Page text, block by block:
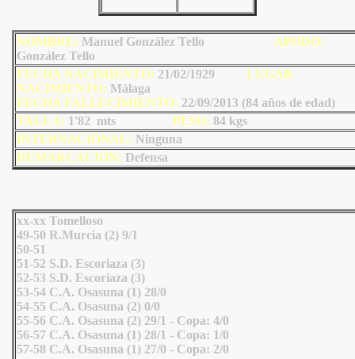
NOMBRE: Manuel González Tello APODO:
González Tello
FECHA NACIMIENTO: 21/02/1929 LUGAR
NACIMIENTO: Málaga
FECHA FALLECIMIENTO: 22/09/2013 (84 años de edad)
TALLA: 1'82 mts PESO: 84 kgs
INTERNACIONAL: Ninguna
DEMARCACIÓN: Defensa
xx-xx Tomelloso
49-50 R.Murcia (2) 9/1
50-51
51-52 S.D. Escoriaza (3)
52-53 S.D. Escoriaza (3)
53-54 C.A. Osasuna (1) 28/0
54-55 C.A. Osasuna (2) 0/0
55-56 C.A. Osasuna (2) 29/1 - Copa: 4/0
56-57 C.A. Osasuna (1) 28/1 - Copa: 1/0
57-58 C.A. Osasuna (1) 27/0 - Copa: 2/0